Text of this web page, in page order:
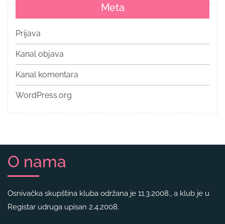
Meta
Prijava
Kanal objava
Kanal komentara
WordPress.org
O nama
Osnivačka skupština kluba održana je 11.3.2008., a klub je u
Registar udruga upisan 2.4.2008.